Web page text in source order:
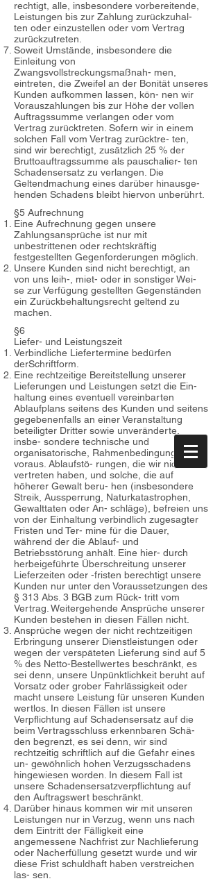
rechtigt, alle, insbesondere vorbereitende,
Leistungen bis zur Zahlung zurückzuhal-
ten oder einzustellen oder vom Vertrag
zurückzutreten.
Soweit Umstände, insbesondere die
Einleitung von
Zwangsvollstreckungsmaßnah- men,
eintreten, die Zweifel an der Bonität unseres
Kunden aufkommen lassen, kön- nen wir
Vorauszahlungen bis zur Höhe der vollen
Auftragssumme verlangen oder vom
Vertrag zurücktreten. Sofern wir in einem
solchen Fall vom Vertrag zurücktre- ten,
sind wir berechtigt, zusätzlich 25 % der
Bruttoauftragssumme als pauschalier- ten
Schadensersatz zu verlangen. Die
Geltendmachung eines darüber hinausge-
henden Schadens bleibt hiervon unberührt.
§5 Aufrechnung
Eine Aufrechnung gegen unsere
Zahlungsansprüche ist nur mit
unbestrittenen oder rechtskräftig
festgestellten Gegenforderungen möglich.
Unsere Kunden sind nicht berechtigt, an
von uns leih-, miet- oder in sonstiger Wei-
se zur Verfügung gestellten Gegenständen
ein Zurückbehaltungsrecht geltend zu
machen.
§6
Liefer- und Leistungszeit
Verbindliche Liefertermine bedürfen
derSchriftform.
Eine rechtzeitige Bereitstellung unserer
Lieferungen und Leistungen setzt die Ein-
haltung eines eventuell vereinbarten
Ablaufplans seitens des Kunden und seitens
gegebenenfalls an einer Veranstaltung
beteiligter Dritter sowie unveränderte,
insbe- sondere technische und
organisatorische, Rahmenbedingungen
voraus. Ablaufstö- rungen, die wir nicht zu
vertreten haben, und solche, die auf
höherer Gewalt beru- hen (insbesondere
Streik, Aussperrung, Naturkatastrophen,
Gewalttaten oder An- schläge), befreien uns
von der Einhaltung verbindlich zugesagter
Fristen und Ter- mine für die Dauer,
während der die Ablauf- und
Betriebsstörung anhält. Eine hier- durch
herbeigeführte Überschreitung unserer
Lieferzeiten oder -fristen berechtigt unsere
Kunden nur unter den Voraussetzungen des
§ 313 Abs. 3 BGB zum Rück- tritt vom
Vertrag. Weitergehende Ansprüche unserer
Kunden bestehen in diesen Fällen nicht.
Ansprüche wegen der nicht rechtzeitigen
Erbringung unserer Dienstleistungen oder
wegen der verspäteten Lieferung sind auf 5
% des Netto-Bestellwertes beschränkt, es
sei denn, unsere Unpünktlichkeit beruht auf
Vorsatz oder grober Fahrlässigkeit oder
macht unsere Leistung für unseren Kunden
wertlos. In diesen Fällen ist unsere
Verpflichtung auf Schadensersatz auf die
beim Vertragsschluss erkennbaren Schä-
den begrenzt, es sei denn, wir sind
rechtzeitig schriftlich auf die Gefahr eines
un- gewöhnlich hohen Verzugsschadens
hingewiesen worden. In diesem Fall ist
unsere Schadensersatzverpflichtung auf
den Auftragswert beschränkt.
Darüber hinaus kommen wir mit unseren
Leistungen nur in Verzug, wenn uns nach
dem Eintritt der Fälligkeit eine
angemessene Nachfrist zur Nachlieferung
oder Nacherfüllung gesetzt wurde und wir
diese Frist schuldhaft haben verstreichen
las- sen.